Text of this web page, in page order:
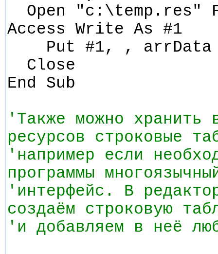
Open "c:\temp.res"
Access Write As #1
Put #1, , arrData
Close
End Sub
'Также можно хранить
ресурсов строковые
'например если
программы
'интерфейс. В
создаём строковую
'и добавляем в неё